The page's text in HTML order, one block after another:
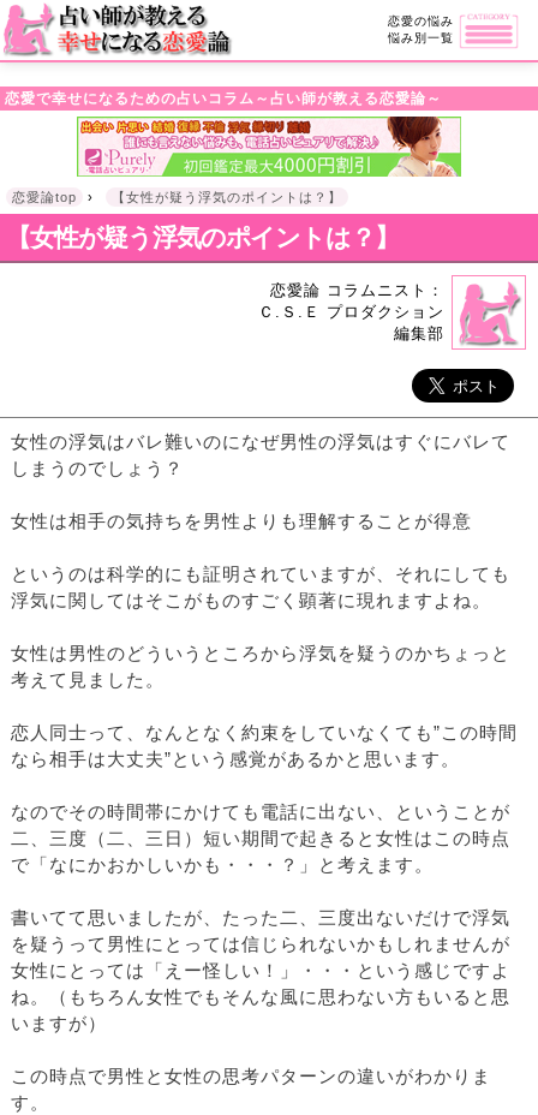
・!DOCTYPE html>l
恋愛の悩み
悩み別一覧
恋愛で幸せになるための占いコラム～占い師が教える恋愛論～
恋愛論top › 【女性が疑う浮気のポイントは？】
【女性が疑う浮気のポイントは？】
恋愛論 コラムニスト：
Ｃ.Ｓ.Ｅ プロダクション
編集部
女性の浮気はバレ難いのになぜ男性の浮気はすぐにバレて
しまうのでしょう？
女性は相手の気持ちを男性よりも理解することが得意
というのは科学的にも証明されていますが、それにしても
浮気に関してはそこがものすごく顕著に現れますよね。
女性は男性のどういうところから浮気を疑うのかちょっと
考えて見ました。
恋人同士って、なんとなく約束をしていなくても”この時間
なら相手は大丈夫”という感覚があるかと思います。
なのでその時間帯にかけても電話に出ない、ということが
二、三度（二、三日）短い期間で起きると女性はこの時点
で「なにかおかしいかも・・・？」と考えます。
書いてて思いましたが、たった二、三度出ないだけで浮気
を疑うって男性にとっては信じられないかもしれませんが
女性にとっては「えー怪しい！」・・・という感じですよ
ね。（もちろん女性でもそんな風に思わない方もいると思
いますが）
この時点で男性と女性の思考パターンの違いがわかりま
す。